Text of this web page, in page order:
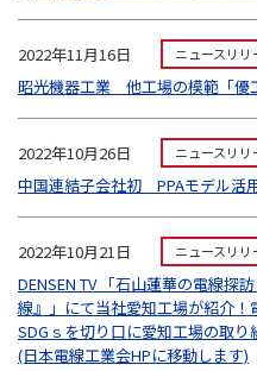
2022年11月16日 ニュースリリ
昭光機器工業 他工場の模範「優
2022年10月26日 ニュースリリ
中国連結子会社初 PPAモデル活
2022年10月21日 ニュースリリ
DENSEN TV 「石山蓮華の電線探
線』」にて当社愛知工場が紹介！
SDGｓを切り口に愛知工場の取り
(日本電線工業会HPに移動します)